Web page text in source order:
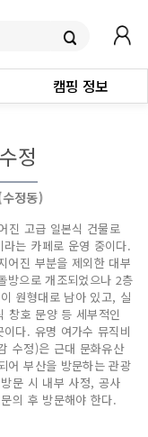
캠핑 정보
정
정동)
진 고급 일본식 건물로
는 카페로 운영 중이다.
어진 부분을 제외한 대부
방으로 개조되었으나 2층
원형대로 남아 있고, 실
창호 문양 등 세부적인
다. 유명 여가수 뮤직비
수정)은 근대 문화유산
어 부산을 방문하는 관광
문 시 내부 사정, 공사
의 후 방문해야 한다.